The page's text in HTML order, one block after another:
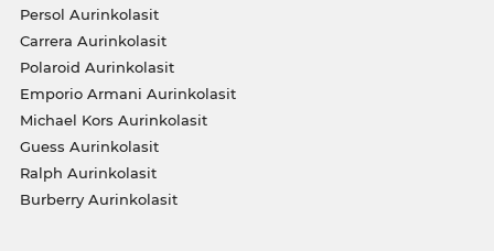
Persol Aurinkolasit
Carrera Aurinkolasit
Polaroid Aurinkolasit
Emporio Armani Aurinkolasit
Michael Kors Aurinkolasit
Guess Aurinkolasit
Ralph Aurinkolasit
Burberry Aurinkolasit